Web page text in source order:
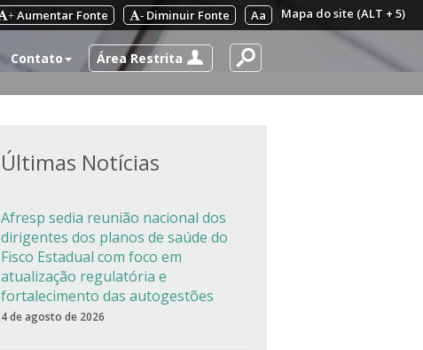
Mapa do site (ALT + 5)
Aa
- Diminuir Fonte
+ Aumentar Fonte
Contato Área Restrita
Últimas Notícias
Afresp sedia reunião nacional dos
dirigentes dos planos de saúde do
Fisco Estadual com foco em
atualização regulatória e
fortalecimento das autogestões
4 de agosto de 2026